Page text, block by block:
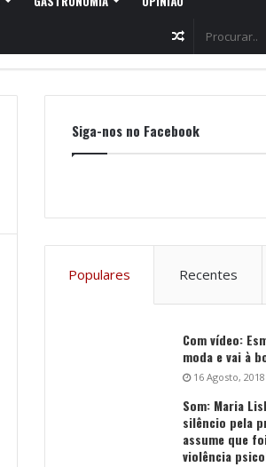
Random
Article
Siga-nos no Facebook
Populares Recentes
Com vídeo:
moda e vai à
16 Agosto, 2018
Som: Maria
silêncio pela
assume que
violência